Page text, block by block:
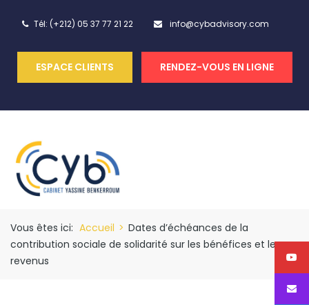
Tél: (+212) 05 37 77 21 22 info@cybadvisory.com
ESPACE CLIENTS RENDEZ-VOUS EN LIGNE
Vous êtes ici: Accueil > Dates d’échéances de la
contribution sociale de solidarité sur les bénéfices et les
revenus